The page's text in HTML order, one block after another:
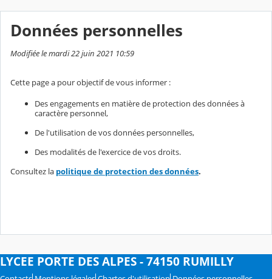
Données personnelles
Modifiée le mardi 22 juin 2021 10:59
Cette page a pour objectif de vous informer :
Des engagements en matière de protection des données à
caractère personnel,
De l'utilisation de vos données personnelles,
Des modalités de l'exercice de vos droits.
Consultez la politique de protection des données.
LYCEE PORTE DES ALPES - 74150 RUMILLY